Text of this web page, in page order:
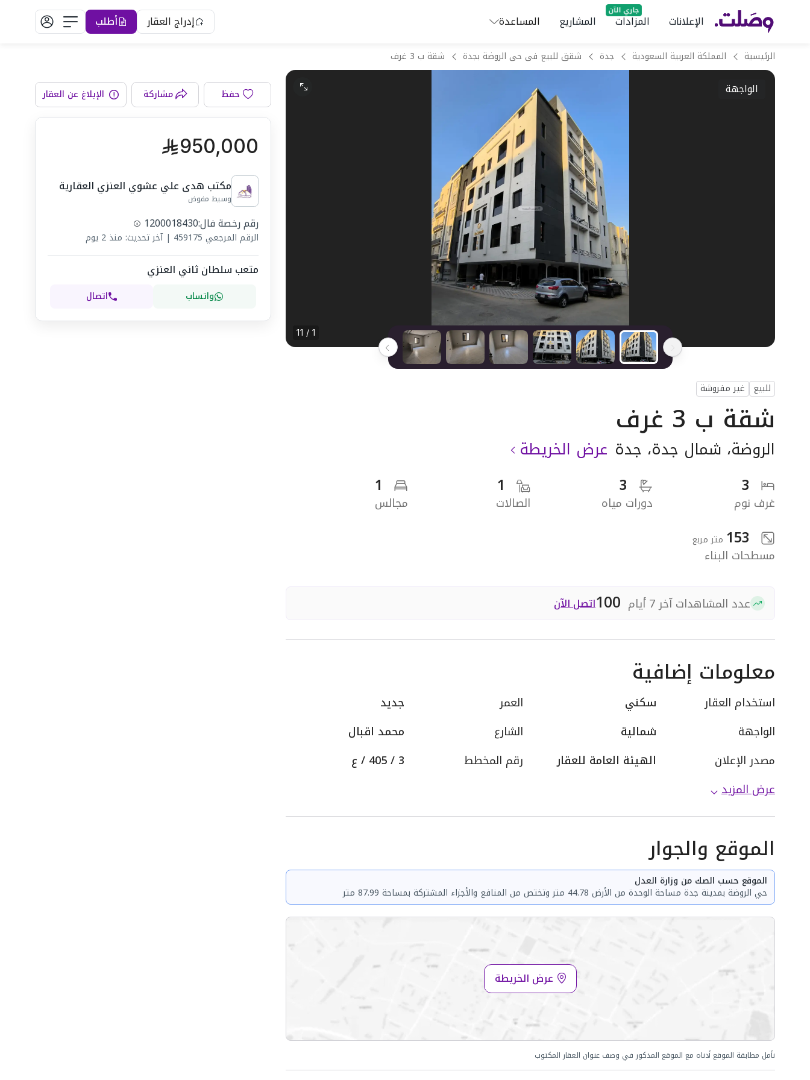
الإعلانات المزادات المشاريع المساعدة إدراج العقار أطلب
الرئيسية المملكة العربية السعودية جدة شقق للبيع فى حى الروضة بجدة شقة ب 3 غرف
الواجهة الواجهة
1 / 11
للبيع غير مفروشة
شقة ب 3 غرف
الروضة، شمال جدة، جدة عرض الخريطة
3
غرف نوم
3
دورات مياه
1
الصالات
1
مجالس
153 متر مربع
مسطحات البناء
عدد المشاهدات آخر 7 أيام 100اتصل الآن
معلومات إضافية
استخدام العقار سكني العمر
جديد
الواجهة
شمالية الشارع
محمد اقبال
مصدر الإعلان
الهيئة العامة للعقار رقم المخطط
3 / 405 / ع
عرض المزيد
الموقع والجوار
الموقع حسب الصك من وزارة العدل
حي الروضة بمدينة جدة مساحة الوحدة من الأرض 44.78 متر وتختص من المنافع والأجزاء المشتركة بمساحة 87.99 متر
عرض الخريطة
نأمل مطابقة الموقع أدناه مع الموقع المذكور في وصف عنوان العقار المكتوب
حفظ مشاركة الإبلاغ عن العقار
950,000
مكتب هدى علي عشوي العنزي العقارية
وسيط مفوض
رقم رخصة فال:1200018430
الرقم المرجعي 459175
|آخر تحديث: منذ 2 يوم
متعب سلطان ثاني العنزي
واتساب اتصال